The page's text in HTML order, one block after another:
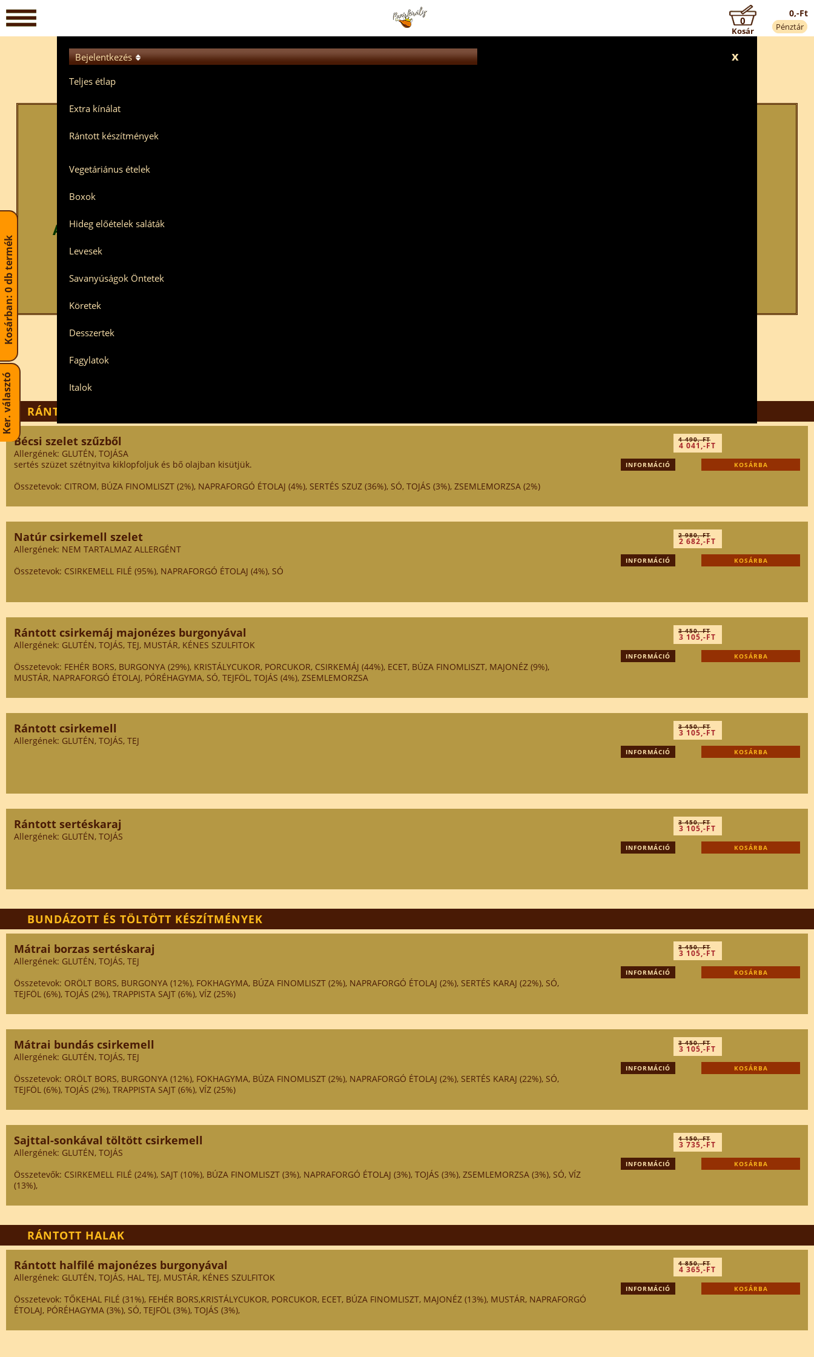
Bejelentkezés x
Teljes étlap
Extra kínálat
Rántott készítmények
Vegetáriánus ételek
Boxok
Hideg előételek saláták
Levesek
Savanyúságok Öntetek
Köretek
Desszertek
Fagylatok
Italok
0,-Ft
Pénztár
0
Kosár
A többi napon a megszokott nyitvatartási idő szerint működünk (09:30-tól 21:30-ig)!
RÁNTOTT SZELETEK
Bécsi szelet szűzből
Allergének: GLUTÉN, TOJÁSA
sertés szüzet szétnyitva kiklopfoljuk és bő olajban kisütjük.
Összetevok: CITROM, BÚZA FINOMLISZT (2%), NAPRAFORGÓ ÉTOLAJ (4%), SERTÉS SZUZ (36%), SÓ, TOJÁS (3%), ZSEMLEMORZSA (2%)
4 490,-FT
4 041,-FT
INFORMÁCIÓ KOSÁRBA
Natúr csirkemell szelet
Allergének: NEM TARTALMAZ ALLERGÉNT
Összetevok: CSIRKEMELL FILÉ (95%), NAPRAFORGÓ ÉTOLAJ (4%), SÓ
2 980,-FT
2 682,-FT
INFORMÁCIÓ KOSÁRBA
Rántott csirkemáj majonézes burgonyával
Allergének: GLUTÉN, TOJÁS, TEJ, MUSTÁR, KÉNES SZULFITOK
Összetevok: FEHÉR BORS, BURGONYA (29%), KRISTÁLYCUKOR, PORCUKOR, CSIRKEMÁJ (44%), ECET, BÚZA FINOMLISZT, MAJONÉZ (9%),
MUSTÁR, NAPRAFORGÓ ÉTOLAJ, PÓRÉHAGYMA, SÓ, TEJFÖL, TOJÁS (4%), ZSEMLEMORZSA
3 450,-FT
3 105,-FT
INFORMÁCIÓ KOSÁRBA
Rántott csirkemell
Allergének: GLUTÉN, TOJÁS, TEJ
3 450,-FT
3 105,-FT
INFORMÁCIÓ KOSÁRBA
Rántott sertéskaraj
Allergének: GLUTÉN, TOJÁS
3 450,-FT
3 105,-FT
INFORMÁCIÓ KOSÁRBA
BUNDÁZOTT ÉS TÖLTÖTT KÉSZÍTMÉNYEK
Mátrai borzas sertéskaraj
Allergének: GLUTÉN, TOJÁS, TEJ
Összetevok: ORÖLT BORS, BURGONYA (12%), FOKHAGYMA, BÚZA FINOMLISZT (2%), NAPRAFORGÓ ÉTOLAJ (2%), SERTÉS KARAJ (22%), SÓ,
TEJFÖL (6%), TOJÁS (2%), TRAPPISTA SAJT (6%), VÍZ (25%)
3 450,-FT
3 105,-FT
INFORMÁCIÓ KOSÁRBA
Mátrai bundás csirkemell
Allergének: GLUTÉN, TOJÁS, TEJ
Összetevok: ORÖLT BORS, BURGONYA (12%), FOKHAGYMA, BÚZA FINOMLISZT (2%), NAPRAFORGÓ ÉTOLAJ (2%), SERTÉS KARAJ (22%), SÓ,
TEJFÖL (6%), TOJÁS (2%), TRAPPISTA SAJT (6%), VÍZ (25%)
3 450,-FT
3 105,-FT
INFORMÁCIÓ KOSÁRBA
Sajttal-sonkával töltött csirkemell
Allergének: GLUTÉN, TOJÁS
Összetevők: CSIRKEMELL FILÉ (24%), SAJT (10%), BÚZA FINOMLISZT (3%), NAPRAFORGÓ ÉTOLAJ (3%), TOJÁS (3%), ZSEMLEMORZSA (3%), SÓ, VÍZ
(13%),
4 150,-FT
3 735,-FT
INFORMÁCIÓ KOSÁRBA
RÁNTOTT HALAK
Rántott halfilé majonézes burgonyával
Allergének: GLUTÉN, TOJÁS, HAL, TEJ, MUSTÁR, KÉNES SZULFITOK
Összetevok: TŐKEHAL FILÉ (31%), FEHÉR BORS,KRISTÁLYCUKOR, PORCUKOR, ECET, BÚZA FINOMLISZT, MAJONÉZ (13%), MUSTÁR, NAPRAFORGÓ
ÉTOLAJ, PÓRÉHAGYMA (3%), SÓ, TEJFÖL (3%), TOJÁS (3%),
4 850,-FT
4 365,-FT
INFORMÁCIÓ KOSÁRBA
Kosárban: 0 db termék
Ker. választó